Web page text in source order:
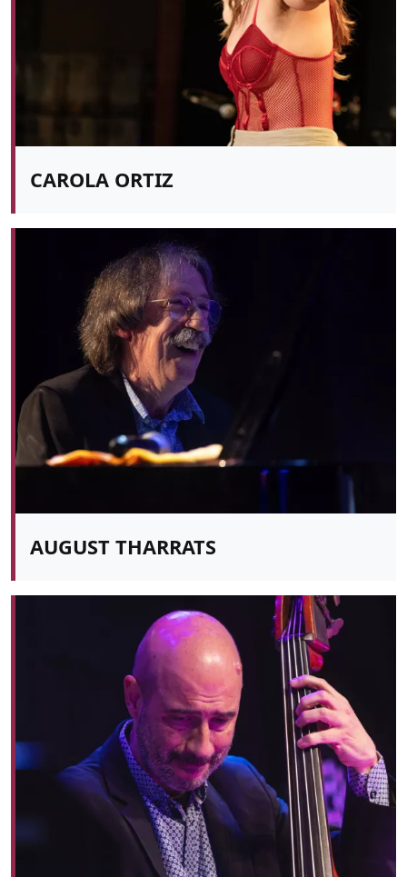
CAROLA ORTIZ
AUGUST THARRATS